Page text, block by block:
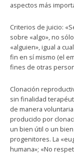
aspectos más
Criterios de juicio:
sobre «algo», no
«alguien», igual a
fin en sí mismo (el
fines de otras
Clonación
sin finalidad
de manera
producido por
un bien útil o un
progenitores. La
humana»; «No